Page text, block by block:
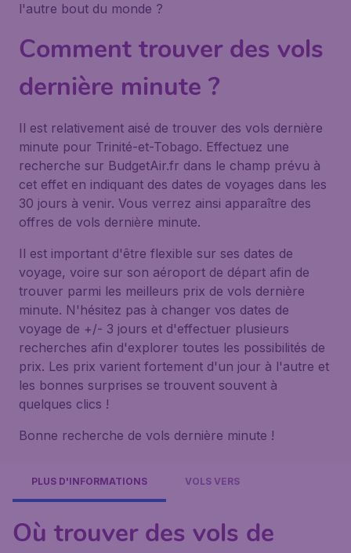
l'autre bout du monde ?
Comment trouver des vols
dernière minute ?
Il est relativement aisé de trouver des vols dernière
minute pour Trinité-et-Tobago. Effectuez une
recherche sur BudgetAir.fr dans le champ prévu à
cet effet en indiquant des dates de voyages dans les
30 jours à venir. Vous verrez ainsi apparaître des
offres de vols dernière minute.
Il est important d'être flexible sur ses dates de
voyage, voire sur son aéroport de départ afin de
trouver parmi les meilleurs prix de vols dernière
minute. N'hésitez pas à changer vos dates de
voyage de +/- 3 jours et d'effectuer plusieurs
recherches afin d'explorer toutes les possibilités de
prix. Les prix varient fortement d'un jour à l'autre et
les bonnes surprises se trouvent souvent à
quelques clics !
Bonne recherche de vols dernière minute !
PLUS D'INFORMATIONS VOLS VERS
Où trouver des vols de